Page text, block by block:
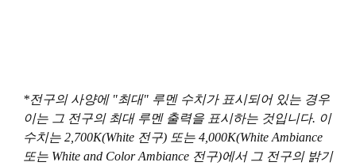
*전구의 사양에 "최대" 루멘 수치가 표시되어 있는 경우
이는 그 전구의 최대 루멘 출력을 표시하는 것입니다. 이
수치는 2,700K(White 전구) 또는 4,000K(White Ambiance
또는 White and Color Ambiance 전구)에서 그 전구의 밝기